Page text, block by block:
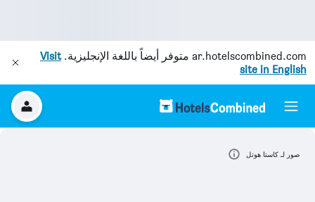
ar.hotelscombined.com متوفر أيضاً باللغة الإنجليزية.Visit
site in English
صور لـ كاستا هوتل